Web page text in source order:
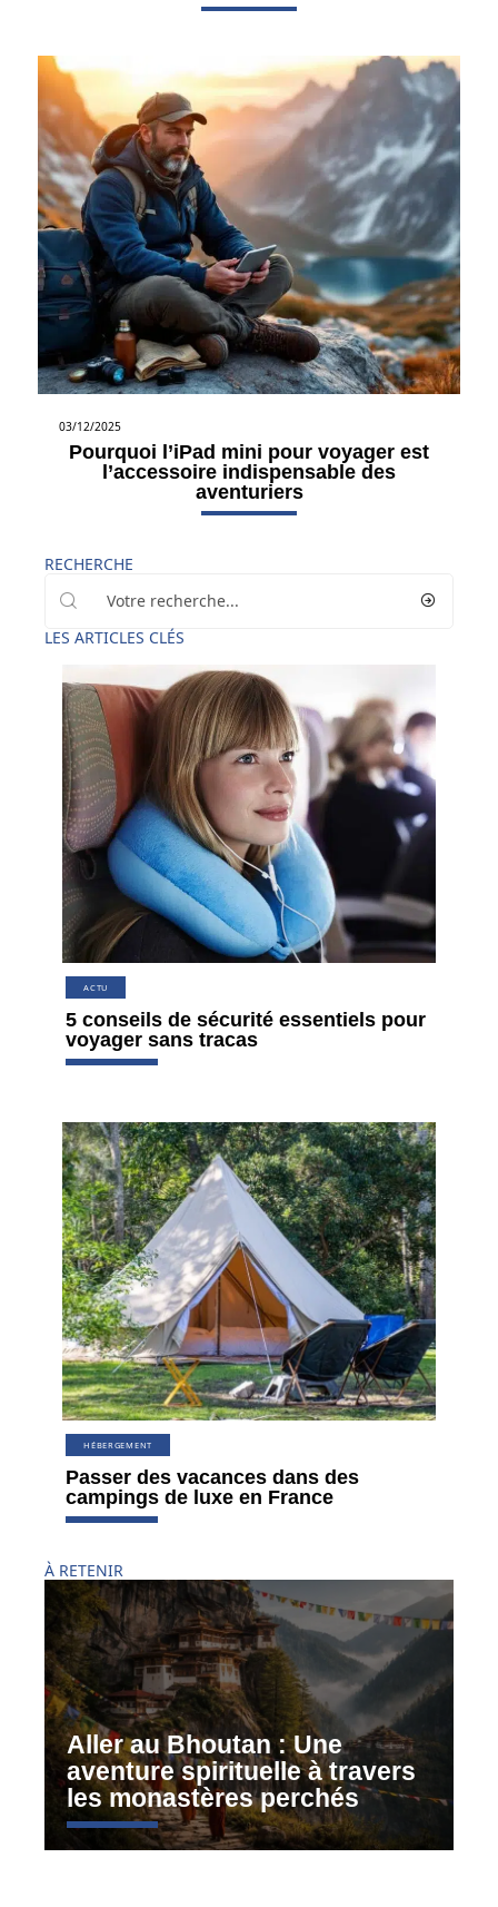
03/12/2025
Pourquoi l’iPad mini pour voyager est
l’accessoire indispensable des
aventuriers
RECHERCHE
LES ARTICLES CLÉS
ACTU
5 conseils de sécurité essentiels pour
voyager sans tracas
HÉBERGEMENT
Passer des vacances dans des
campings de luxe en France
À RETENIR
Aller au Bhoutan : Une
aventure spirituelle à travers
les monastères perchés